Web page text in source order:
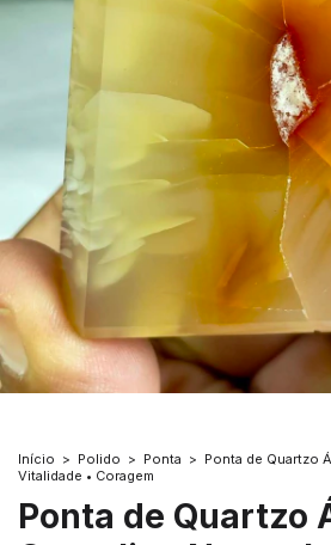
Início > Polido > Ponta > Ponta de Quartzo
Vitalidade • Coragem
Ponta de Quartzo